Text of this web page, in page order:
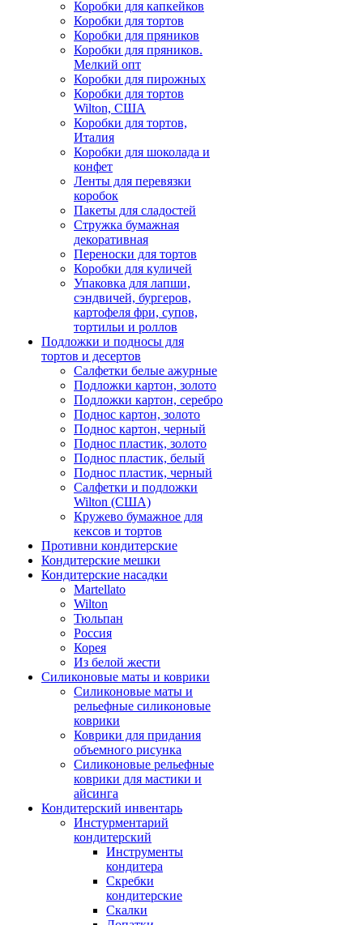
Коробки для капкейков
Коробки для тортов
Коробки для пряников
Коробки для пряников.
Мелкий опт
Коробки для пирожных
Коробки для тортов
Wilton, США
Коробки для тортов,
Италия
Коробки для шоколада и
конфет
Ленты для перевязки
коробок
Пакеты для сладостей
Стружка бумажная
декоративная
Переноски для тортов
Коробки для куличей
Упаковка для лапши,
сэндвичей, бургеров,
картофеля фри, супов,
тортильи и роллов
Подложки и подносы для
тортов и десертов
Салфетки белые ажурные
Подложки картон, золото
Подложки картон, серебро
Поднос картон, золото
Поднос картон, черный
Поднос пластик, золото
Поднос пластик, белый
Поднос пластик, черный
Салфетки и подложки
Wilton (США)
Кружево бумажное для
кексов и тортов
Противни кондитерские
Кондитерские мешки
Кондитерские насадки
Martellato
Wilton
Тюльпан
Россия
Корея
Из белой жести
Силиконовые маты и коврики
Силиконовые маты и
рельефные силиконовые
коврики
Коврики для придания
объемного рисунка
Силиконовые рельефные
коврики для мастики и
айсинга
Кондитерский инвентарь
Инстурментарий
кондитерский
Инструменты
кондитера
Скребки
кондитерские
Скалки